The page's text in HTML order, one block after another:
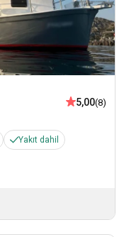
5,00(8)
Yakıt dahil